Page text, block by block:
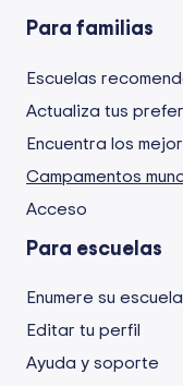
Para familias
Escuelas
Actualiza tus
Encuentra los
Campamentos
Acceso
Para escuelas
Enumere su escuela
Editar tu perfil
Ayuda y soporte